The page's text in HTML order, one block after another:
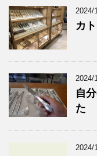
2024/
カ
2024/
自
た
2024/